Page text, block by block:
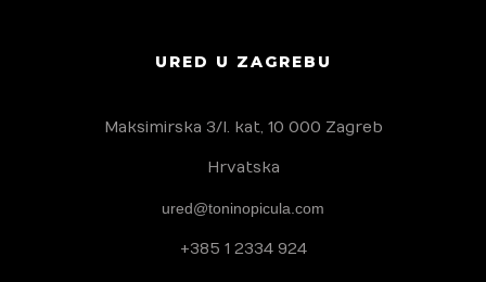
URED U ZAGREBU
Maksimirska 3/I. kat, 10 000 Zagreb
Hrvatska
ured@toninopicula.com
+385 1 2334 924